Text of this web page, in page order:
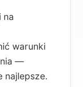
na
warunki
—
najlepsze.